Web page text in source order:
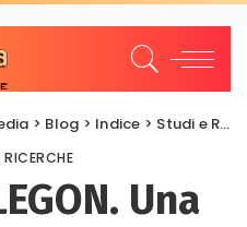
> Blog > Indice > Studi e Ricerche
Una